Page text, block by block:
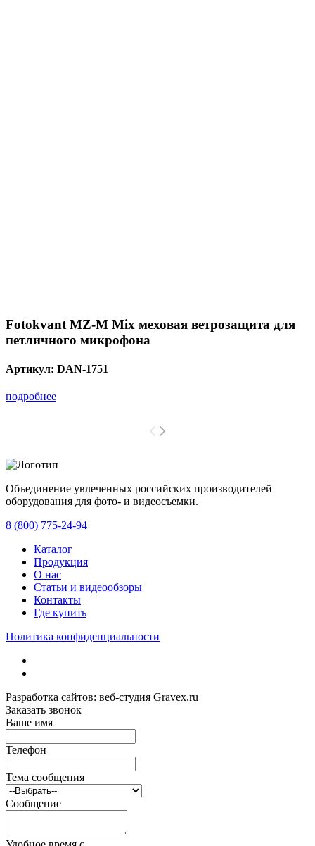
Fotokvant MZ-M Mix меховая ветрозащита для
петличного микрофона
Артикул: DAN-1751
подробнее
Объединение увлеченных российских производителей
оборудования для фото- и видеосъемки.
8 (800) 775-24-94
Каталог
Продукция
О нас
Статьи и видеообзоры
Контакты
Где купить
Политика конфиденциальности
Разработка сайтов: веб-студия Gravex.ru
Заказать звонок
Ваше имя
Телефон
Тема сообщения
Сообщение